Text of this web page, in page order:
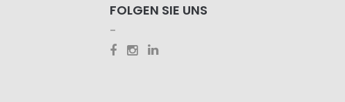
FOLGEN SIE UNS